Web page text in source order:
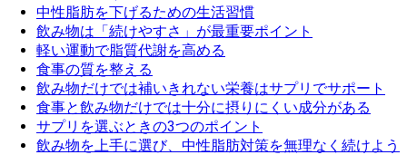
中性脂肪を下げるための生活習慣
飲み物は「続けやすさ」が最重要ポイント
軽い運動で脂質代謝を高める
食事の質を整える
飲み物だけでは補いきれない栄養はサプリでサポート
食事と飲み物だけでは十分に摂りにくい成分がある
サプリを選ぶときの3つのポイント
飲み物を上手に選び、中性脂肪対策を無理なく続けよう